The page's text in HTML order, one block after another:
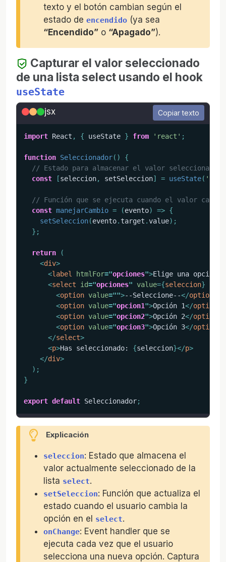
texto y el botón cambian según el
estado deencendido (ya sea
“Encendido” o “Apagado”).
Capturar el valor seleccionado
de una lista select usando el hook
useState
jsx Copiar texto
import React , { useState } from 'react' ;
function Seleccionador( )
{
// Estado para almacenar el valor seleccionado
const
[seleccion, setSeleccion] = useState( ''
// Función que se ejecuta cuando el valor cambia
const manejarCambio = (evento) => {
setSeleccion(evento. target .value) ;
} ;
return
(
<div>
<label htmlFor="opciones">Elige una opción:
<select id="opciones" value={seleccion}
<option value="">--Seleccione--</option
<option value="opcion1">Opción 1</option
<option value="opcion2">Opción 2</option
<option value="opcion3">Opción 3</option
</select>
<p>Has seleccionado: {seleccion}</p>
</div>
) ;
}
export default Seleccionador;
Explicación
seleccion: Estado que almacena el
valor actualmente seleccionado de la
lista select.
setSeleccion: Función que actualiza el
estado cuando el usuario cambia la
opción en el select.
onChange: Event handler que se
ejecuta cada vez que el usuario
selecciona una nueva opción. Captura